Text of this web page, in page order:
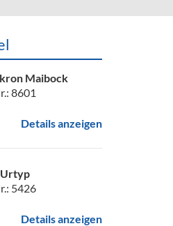
Maibock
8601
Details anzeigen
5426
Details anzeigen